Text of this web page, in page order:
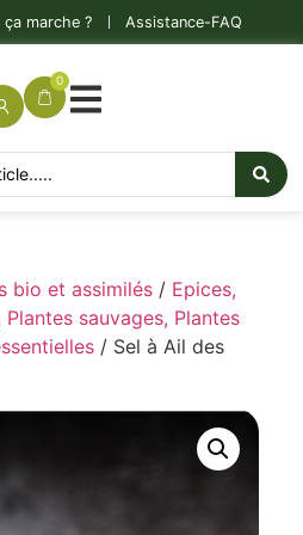
ça marche ? Assistance-FAQ
0
bio et assimilés / Epices,
sauvages, Plantes
/ Sel à Ail des